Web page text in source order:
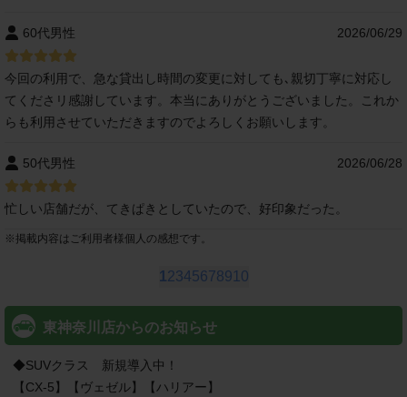
60代男性 2026/06/29
今回の利用で、急な貸出し時間の変更に対しても､親切丁寧に対応し
てくださリ感謝しています。本当にありがとうございました。これか
らも利用させていただきますのでよろしくお願いします。
50代男性 2026/06/28
忙しい店舗だが、てきぱきとしていたので、好印象だった。
※ 掲載内容はご利用者様個人の感想です。
1 2345678910
東神奈川店からのお知らせ
◆SUVクラス　新規導入中！
【CX-5】【ヴェゼル】【ハリアー】